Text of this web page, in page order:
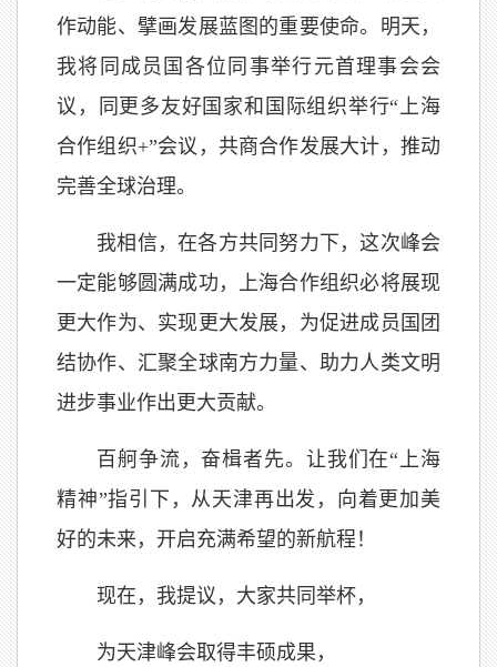
作动能、擘画发展蓝图的重要使命。明天，
我将同成员国各位同事举行元首理事会会
议，同更多友好国家和国际组织举行“上海
合作组织+”会议，共商合作发展大计，推动
完善全球治理。
我相信，在各方共同努力下，这次峰会
一定能够圆满成功，上海合作组织必将展现
更大作为、实现更大发展，为促进成员国团
结协作、汇聚全球南方力量、助力人类文明
进步事业作出更大贡献。
百舸争流，奋楫者先。让我们在“上海
精神”指引下，从天津再出发，向着更加美
好的未来，开启充满希望的新航程！
现在，我提议，大家共同举杯，
为天津峰会取得丰硕成果，